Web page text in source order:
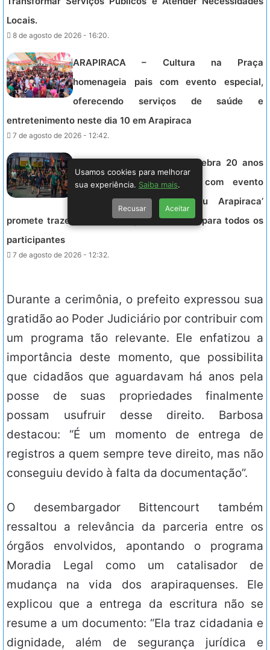
Locais.
8 de agosto de 2026 - 16:20.
ARAPIRACA – Cultura na Praça
homenageia pais com evento especial,
oferecendo serviços de saúde e
entretenimento neste dia 10 em Arapiraca
7 de agosto de 2026 - 12:42.
ARAPIRACA – Arapiraca celebra 20 anos
da Lei Maria da Penha com evento
esportivo e show; ‘Sextou Arapiraca’
promete trazer conscientização e diversão para todos os
participantes
7 de agosto de 2026 - 12:32.
Durante a cerimônia, o prefeito expressou sua
gratidão ao Poder Judiciário por contribuir com
um programa tão relevante. Ele enfatizou a
importância deste momento, que possibilita
que cidadãos que aguardavam há anos pela
posse de suas propriedades finalmente
possam usufruir desse direito. Barbosa
destacou: “É um momento de entrega de
registros a quem sempre teve direito, mas não
conseguiu devido à falta da documentação”.
O desembargador Bittencourt também
ressaltou a relevância da parceria entre os
órgãos envolvidos, apontando o programa
Moradia Legal como um catalisador de
mudança na vida dos arapiraquenses. Ele
explicou que a entrega da escritura não se
resume a um documento: “Ela traz cidadania e
dignidade, além de segurança jurídica e
Usamos cookies para melhorar
sua experiência. Saiba mais
Recusar Aceitar